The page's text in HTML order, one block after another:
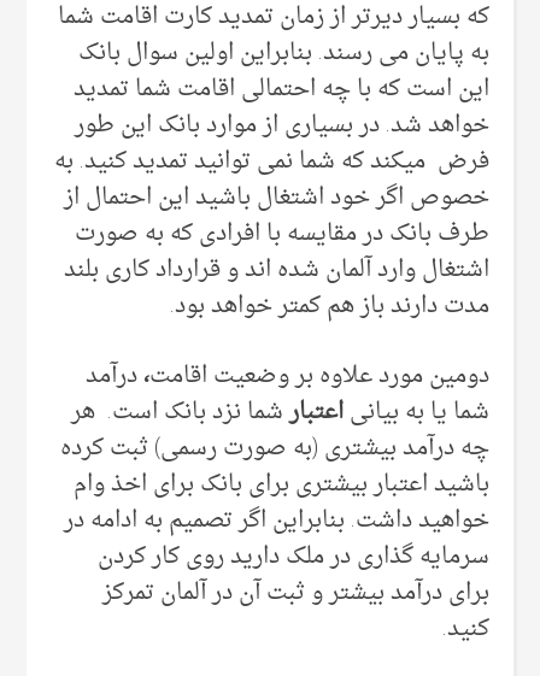
که بسیار دیرتر از زمان تمدید کارت اقامت شما
به پایان می رسند. بنابراین اولین سوال بانک
این است که با چه احتمالی اقامت شما تمدید
خواهد شد. در بسیاری از موارد بانک این طور
فرض میکند که شما نمی توانید تمدید کنید. به
خصوص اگر خود اشتغال باشید این احتمال از
طرف بانک در مقایسه با افرادی که به صورت
اشتغال وارد آلمان شده اند و قرارداد کاری بلند
مدت دارند باز هم کمتر خواهد بود.
دومین مورد علاوه بر وضعیت اقامت،درآمد
شما یا به بیانیاعتبارشما نزد بانک است. هر
چه درآمد بیشتری (به صورت رسمی) ثبت کرده
باشید اعتبار بیشتری برای بانک برای اخذ وام
خواهید داشت. بنابراین اگر تصمیم به ادامه در
سرمایه گذاری در ملک دارید روی کار کردن
برای درآمد بیشتر و ثبت آن در آلمان تمرکز
کنید.